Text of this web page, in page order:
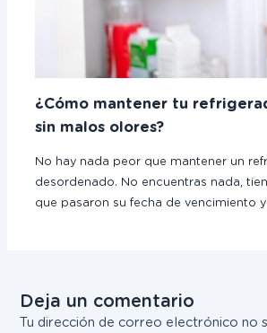
¿Cómo mantener tu
sin malos olores?
No hay nada peor que mantener un
desordenado. No encuentras nada,
que pasaron su fecha de vencimiento
Deja un comentario
Tu dirección de correo electrónico no